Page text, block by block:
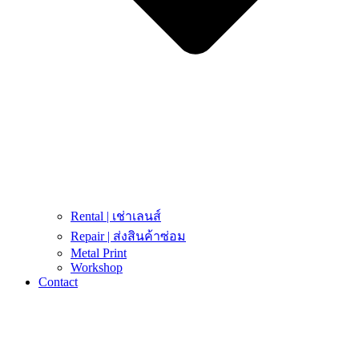
Rental | เช่าเลนส์
Repair | ส่งสินค้าซ่อม
Metal Print
Workshop
Contact